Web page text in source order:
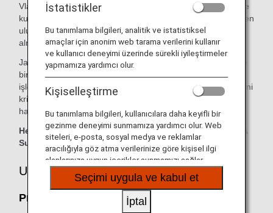
Vladivostok Uluslararası Havaalanı'ndaki
Primorye Lounge
kullanımınız için hazırdır. Bu sayfada, ANA tarafından işletilen
uluslararası uçuşlara yönelik lounge erişimi kriterleri yer
almaktadır.
Japonya dışındaki bir havaalanında ANA tarafından işletilen
bir uluslararası uçuştan başka bir hava yolu tarafından
işletilen bir yurt içi uçuşa aktarma yaptığınızda lounge erişimi
kriterleri farklı olabilir. Lütfen lounge erişimi kriterlerini ilgili
hava yolu ile doğrulayın.
Her bir hizmete yönelik ilgili sayfanın kontrolü için ANA
Suite Lounge kuponları gerekir.
Uygun Müşteriler
Primorye Lounge:
İstatistikler
Bu tanımlama bilgileri, analitik ve istatistiksel
amaçlar için anonim web tarama verilerini kullanır
ve kullanıcı deneyimi üzerinde sürekli iyileştirmeler
yapmamıza yardımcı olur.
Kişiselleştirme
Bu tanımlama bilgileri, kullanıcılara daha keyifli bir
gezinme deneyimi sunmamıza yardımcı olur. Web
siteleri, e-posta, sosyal medya ve reklamlar
aracılığıyla göz atma verilerinize göre kişisel ilgi
alanlarınıza uygun içerikler sunmamızı sağlar.
Seçimi uygula ve kabul et
İptal